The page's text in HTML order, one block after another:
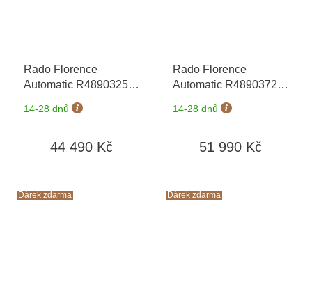
Rado Florence
Automatic R48903253
+ záruka 5 let +
zkrácení řemínku
hodinky Friedrich
14-28 dnů
44 490 Kč
Rado Florence
Automatic R48903723
+ záruka 5 let +
zkrácení řemínku
hodinky Friedrich
14-28 dnů
51 990 Kč
Dárek zdarma Dárek zdarma